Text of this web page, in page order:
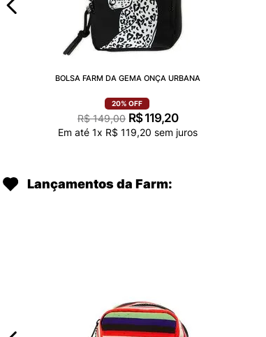
BOLSA FARM DA GEMA ONÇA URBANA
20% OFF
R$ 149,00 R$ 119,20
Em até 1x R$ 119,20 sem juros
Lançamentos da Farm: